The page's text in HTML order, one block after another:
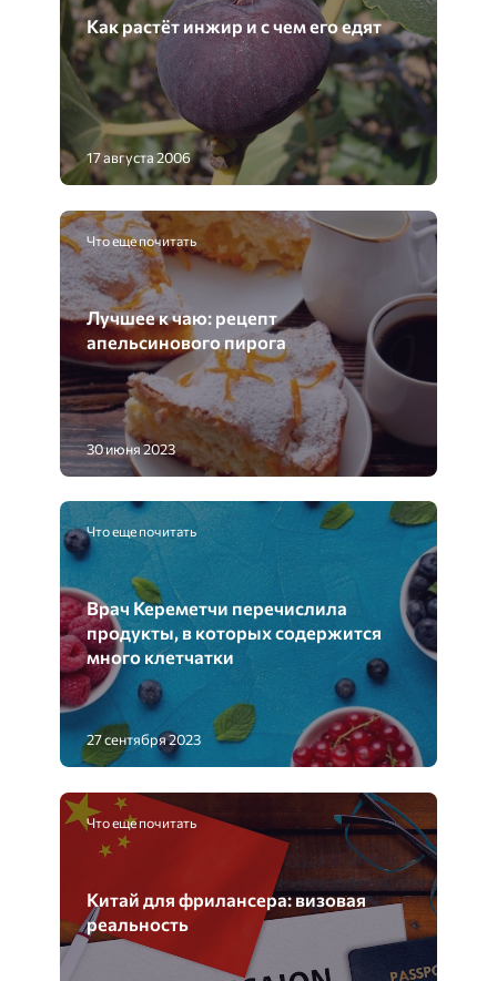
Как растёт инжир и с чем его едят
17 августа 2006
Что еще почитать
Лучшее к чаю: рецепт
апельсинового пирога
30 июня 2023
Что еще почитать
Врач Кереметчи перечислила
продукты, в которых содержится
много клетчатки
27 сентября 2023
Что еще почитать
Китай для фрилансера: визовая
реальность